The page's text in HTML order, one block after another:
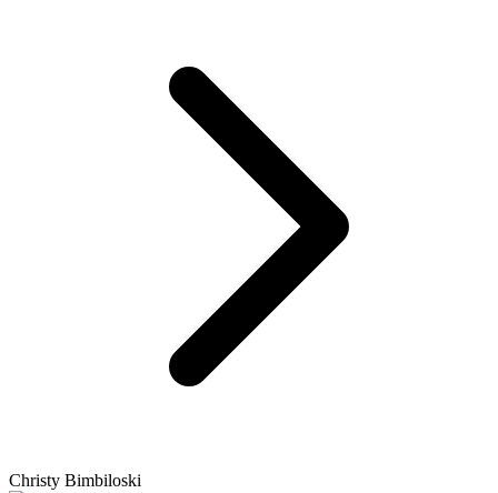
Christy Bimbiloski